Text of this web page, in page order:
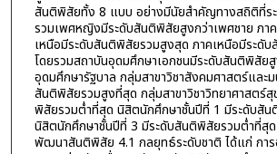
สันติพิสัยทั้ง 8 แบบ อย่างมีนัยสำคัญทางสถิติที่ร
รวมเพศหญิงมีระดับสันติพิสัยสูงกว่าเพศชาย ภา
เหนือมีระดับสันติพิสัยรวมสูงสุด ภาคเหนือมีระดั
โดยรวมสถาบันอุดมศึกษาเอกชนมีระดับสันติพิสัย
อุดมศึกษารัฐบาล กลุ่มสาขาวิชาสังคมศาสตร์และ
สันติพิสัยรวมสูงที่สุด กลุ่มสาขาวิชาวิทยาศาสตร์
พิสัยรวมต่ำที่สุด นิสิตนักศึกษาชั้นปีที่ 1 มีระดับสั
นิสิตนักศึกษาชั้นปีที่ 3 มีระดับสันติพิสัยรวมต่ำที่สุ
พัฒนาสันติพิสัย 4.1 กลยุทธ์ระดับชาติ ได้แก่ การ